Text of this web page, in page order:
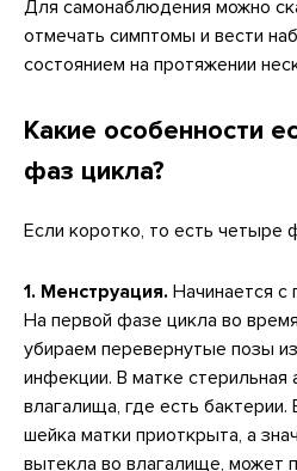
Для самонаблюдения можно
отмечать симптомы и вести
состоянием на протяжении
Какие особенности
фаз цикла?
Если коротко, то есть четыре
1. Менструация. Начинается с
На первой фазе цикла во
убираем перевернутые позы
инфекции. В матке стерильная
влагалища, где есть
шейка матки приоткрыта, а
вытекла во влагалище, может